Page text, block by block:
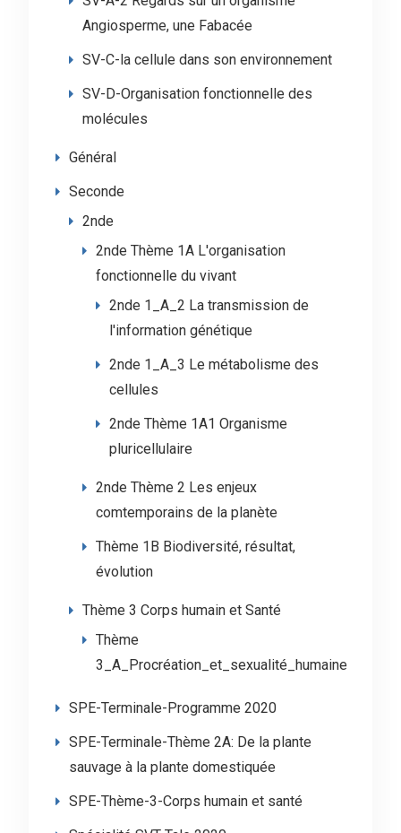
Angiosperme, une Fabacée
SV-C-la cellule dans son environnement
SV-D-Organisation fonctionnelle des
molécules
Général
Seconde
2nde
2nde Thème 1A L'organisation
fonctionnelle du vivant
2nde 1_A_2 La transmission de
l'information génétique
2nde 1_A_3 Le métabolisme des
cellules
2nde Thème 1A1 Organisme
pluricellulaire
2nde Thème 2 Les enjeux
comtemporains de la planète
Thème 1B Biodiversité, résultat,
évolution
Thème 3 Corps humain et Santé
Thème
3_A_Procréation_et_sexualité_humaine
SPE-Terminale-Programme 2020
SPE-Terminale-Thème 2A: De la plante
sauvage à la plante domestiquée
SPE-Thème-3-Corps humain et santé